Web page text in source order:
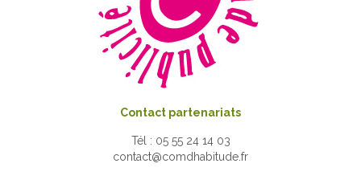
Contact partenariats
Tél : 05 55 24 14 03
contact@comdhabitude.fr